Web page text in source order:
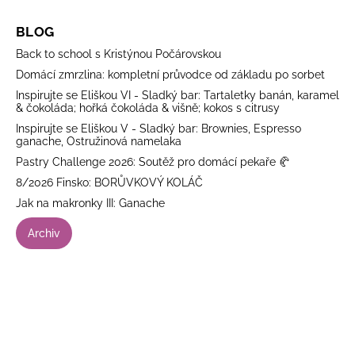
BLOG
Back to school s Kristýnou Počárovskou
Domácí zmrzlina: kompletní průvodce od základu po sorbet
Inspirujte se Eliškou VI - Sladký bar: Tartaletky banán, karamel
& čokoláda; hořká čokoláda & višně; kokos s citrusy
Inspirujte se Eliškou V - Sladký bar: Brownies, Espresso
ganache, Ostružinová namelaka
Pastry Challenge 2026: Soutěž pro domácí pekaře 🥐
8/2026 Finsko: BORŮVKOVÝ KOLÁČ
Jak na makronky III: Ganache
Archiv